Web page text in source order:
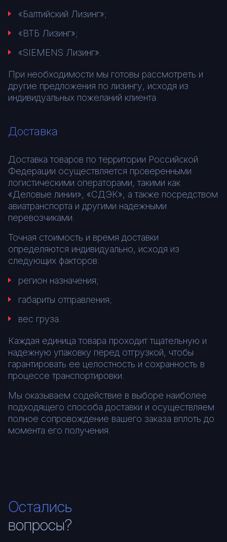
«Балтийский Лизинг»;
«ВТБ Лизинг»;
«SIEMENS Лизинг».
При необходимости мы готовы рассмотреть и
другие предложения по лизингу, исходя из
индивидуальных пожеланий клиента.
Доставка
Доставка товаров по территории Российской
Федерации осуществляется проверенными
логистическими операторами, такими как
«Деловые линии», «СДЭК», а также посредством
авиатранспорта и другими надежными
перевозчиками.
Точная стоимость и время доставки
определяются индивидуально, исходя из
следующих факторов:
регион назначения;
габариты отправления;
вес груза.
Каждая единица товара проходит тщательную и
надежную упаковку перед отгрузкой, чтобы
гарантировать ее целостность и сохранность в
процессе транспортировки.
Мы оказываем содействие в выборе наиболее
подходящего способа доставки и осуществляем
полное сопровождение вашего заказа вплоть до
момента его получения.
Остались
вопросы?